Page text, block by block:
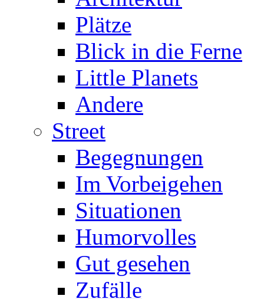
Plätze
Blick in die Ferne
Little Planets
Andere
Street
Begegnungen
Im Vorbeigehen
Situationen
Humorvolles
Gut gesehen
Zufälle